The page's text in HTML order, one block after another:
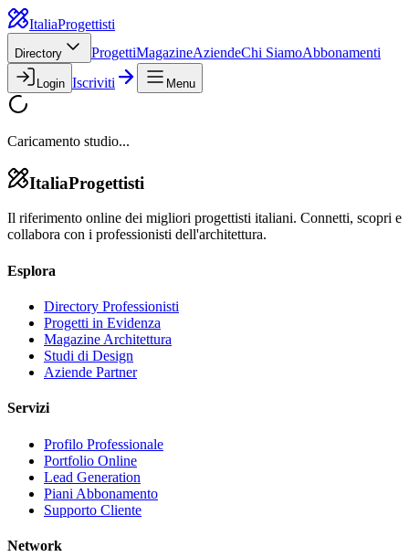
ItaliaProgettisti
Directory ProgettiMagazineAziendeChi SiamoAbbonamenti
Login Iscriviti Menu
Caricamento studio...
ItaliaProgettisti
Il riferimento online dei migliori progettisti italiani. Connetti, scopri e
collabora con i professionisti dell'architettura.
Esplora
Directory Professionisti
Progetti in Evidenza
Magazine Architettura
Studi di Design
Aziende Partner
Servizi
Profilo Professionale
Portfolio Online
Lead Generation
Piani Abbonamento
Supporto Cliente
Network